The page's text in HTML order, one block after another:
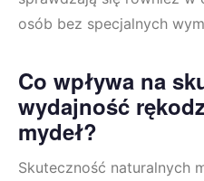
osób bez specjalnych
Co wpływa na
wydajność
mydeł?
Skuteczność naturalnych